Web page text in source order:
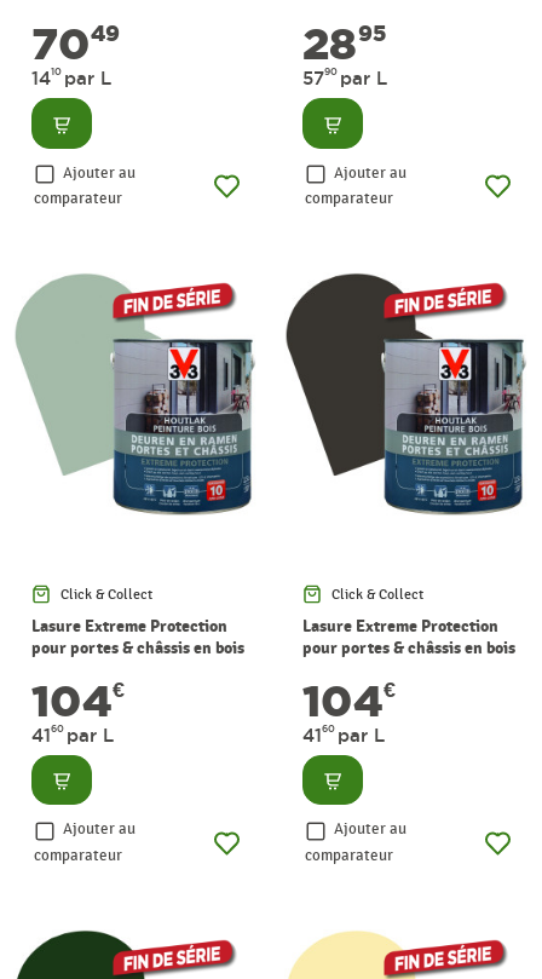
7049
1410 par L
Consulter
Ajouter au
comparateur
2895
5790 par L
Consulter
Ajouter au
comparateur
Click & Collect
Lasure Extreme Protection
pour portes & châssis en bois
104€
4160 par L
Consulter
Ajouter au
comparateur
Click & Collect
Lasure Extreme Protection
pour portes & châssis en bois
104€
4160 par L
Consulter
Ajouter au
comparateur